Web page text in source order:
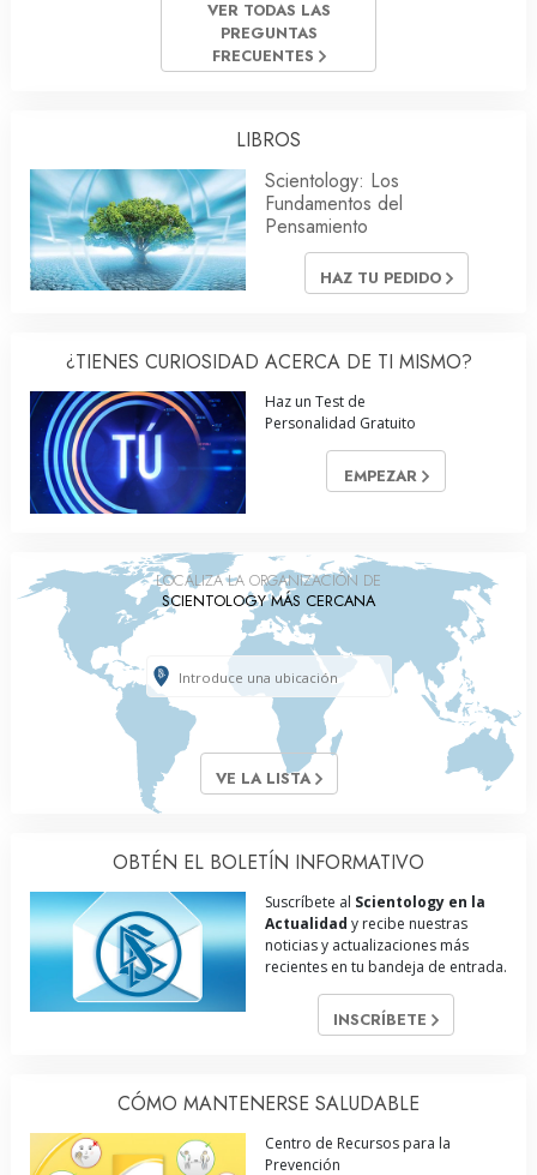
VER TODAS LAS
PREGUNTAS
FRECUENTES
LIBROS
Scientology: Los
Fundamentos del
Pensamiento
HAZ TU PEDIDO
¿TIENES CURIOSIDAD ACERCA DE TI MISMO?
Haz un Test de
Personalidad Gratuito
EMPEZAR
LOCALIZA LA ORGANIZACIÓN DE
SCIENTOLOGY MÁS CERCANA
VE LA LISTA
OBTÉN EL BOLETÍN INFORMATIVO
Suscríbete al Scientology en la
Actualidad y recibe nuestras
noticias y actualizaciones más
recientes en tu bandeja de entrada.
INSCRÍBETE
CÓMO MANTENERSE SALUDABLE
Centro de Recursos para la
Prevención